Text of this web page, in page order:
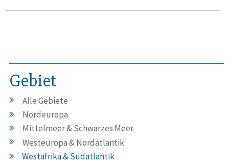
Gebiet
Alle Gebiete
Nordeuropa
Mittelmeer & Schwarzes Meer
Westeuropa & Nordatlantik
Westafrika & Südatlantik